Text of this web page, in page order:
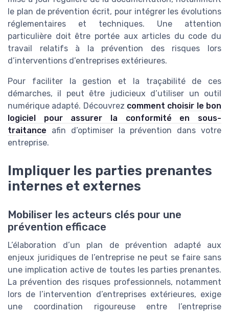
le plan de prévention écrit, pour intégrer les évolutions
réglementaires et techniques. Une attention
particulière doit être portée aux articles du code du
travail relatifs à la prévention des risques lors
d’interventions d’entreprises extérieures.
Pour faciliter la gestion et la traçabilité de ces
démarches, il peut être judicieux d’utiliser un outil
numérique adapté. Découvrez comment choisir le bon
logiciel pour assurer la conformité en sous-
traitance afin d’optimiser la prévention dans votre
entreprise.
Impliquer les parties prenantes
internes et externes
Mobiliser les acteurs clés pour une
prévention efficace
L’élaboration d’un plan de prévention adapté aux
enjeux juridiques de l’entreprise ne peut se faire sans
une implication active de toutes les parties prenantes.
La prévention des risques professionnels, notamment
lors de l’intervention d’entreprises extérieures, exige
une coordination rigoureuse entre l’entreprise